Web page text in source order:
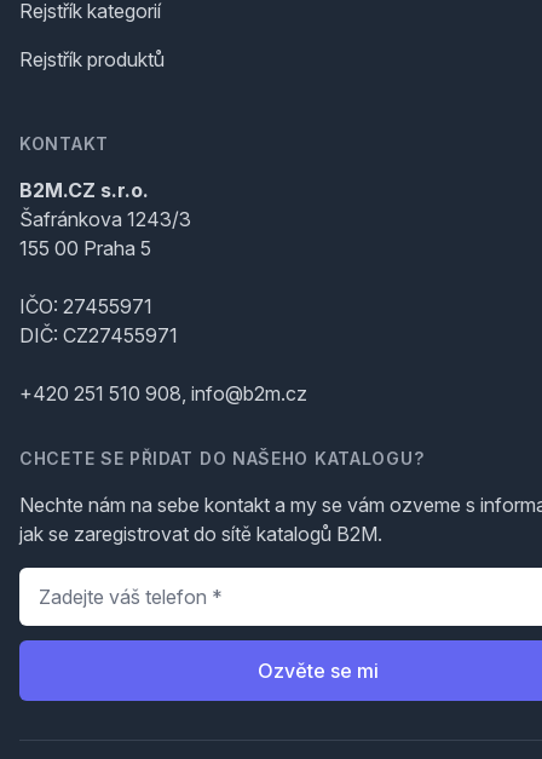
Rejstřík kategorií
Rejstřík produktů
KONTAKT
B2M.CZ s.r.o.
Šafránkova 1243/3
155 00 Praha 5
IČO: 27455971
DIČ: CZ27455971
+420 251 510 908, info@b2m.cz
CHCETE SE PŘIDAT DO NAŠEHO KATALOGU?
Nechte nám na sebe kontakt a my se vám ozveme s
jak se zaregistrovat do sítě katalogů B2M.
Telefon
Ozvěte se mi